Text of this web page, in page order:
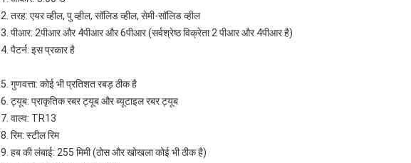
2. तरह: एयर व्हील, पु व्हील, सॉलिड व्हील, सेमी-सॉलिड व्हील
3. पीआर: 2पीआर और 4पीआर और 6पीआर (सर्वश्रेष्ठ विक्रेता 2 पीआर और 4पीआर है)
4. पैटर्न: इस प्रकार है
5. गुणवत्ता: कोई भी प्रतिशत रबड़ ठीक है
6. ट्यूब: प्राकृतिक रबर ट्यूब और ब्यूटाइल रबर ट्यूब
7. वाल्व: TR13
8. रिम: स्टील रिम
9. हब की लंबाई: 255 मिमी (ठोस और खोखला कोई भी ठीक है)